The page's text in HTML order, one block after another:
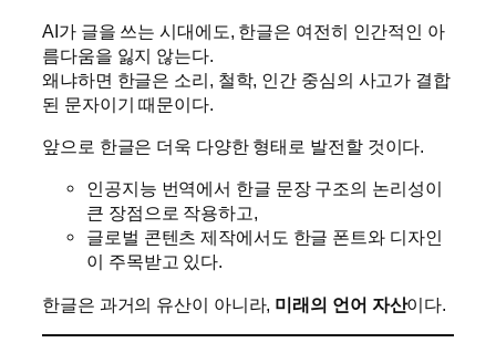
AI가 글을 쓰는 시대에도, 한글은 여전히 인간적인 아
름다움을 잃지 않는다.
왜냐하면 한글은 소리, 철학, 인간 중심의 사고가 결합
된 문자이기 때문이다.
앞으로 한글은 더욱 다양한 형태로 발전할 것이다.
인공지능 번역에서 한글 문장 구조의 논리성이
큰 장점으로 작용하고,
글로벌 콘텐츠 제작에서도 한글 폰트와 디자인
이 주목받고 있다.
한글은 과거의 유산이 아니라, 미래의 언어 자산이다.